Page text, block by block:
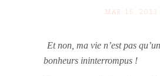
MAR 16. 2013
Et non, ma vie n’est pas
bonheurs ininterrompus !